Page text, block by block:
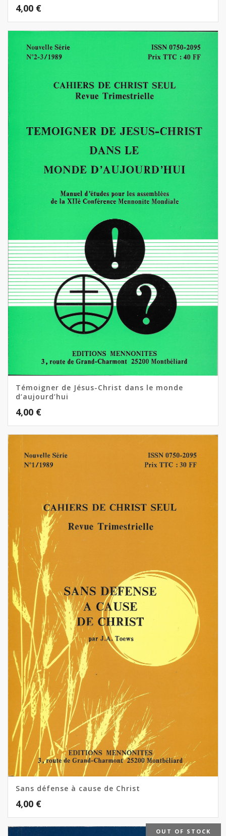
4,00 €
Témoigner de Jésus-Christ dans le monde
d’aujourd’hui
4,00 €
Sans défense à cause de Christ
4,00 €
OUT OF STOCK